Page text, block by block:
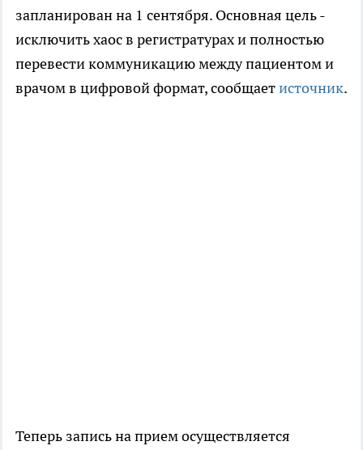
запланирован на 1 сентября. Основная цель -
исключить хаос в регистратурах и полностью
перевести коммуникацию между пациентом и
врачом в цифровой формат, сообщаетисточник.
Теперь запись на прием осуществляется